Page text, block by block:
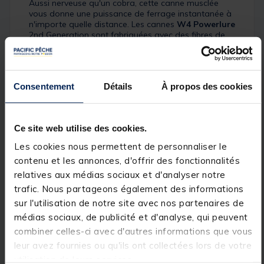
Consentement Détails À propos des cookies
Ce site web utilise des cookies.
Les cookies nous permettent de personnaliser le
contenu et les annonces, d'offrir des fonctionnalités
relatives aux médias sociaux et d'analyser notre
trafic. Nous partageons également des informations
sur l'utilisation de notre site avec nos partenaires de
médias sociaux, de publicité et d'analyse, qui peuvent
combiner celles-ci avec d'autres informations que vous
leur avez fournies ou qu'ils ont collectées lors de votre
Aussi nerveuse qu'un cobra, cette canne musclée
vous donne une puissance de ferrage instantanée à
n'importe quelle distance. Les cannes W4 Powerlure
2nd Generation sont fabriquées avec des fibres de
carbone japonais Torayca® de haute qualité, ce qui
permet d'obtenir un blank à progressif et rapide qui
beaucoup de sensations et de sensibilité. Avec ces
regardez la qualité de l'équipement vous ne pourrez
pas résister à l'envie d'en posséder une.
Détails
Caractéristiques :
Longueur : 8" / 240 CM
Poids : 183 G
Class : XH
Puissance de Lancer : 25-80 G
Section : 2 SEC